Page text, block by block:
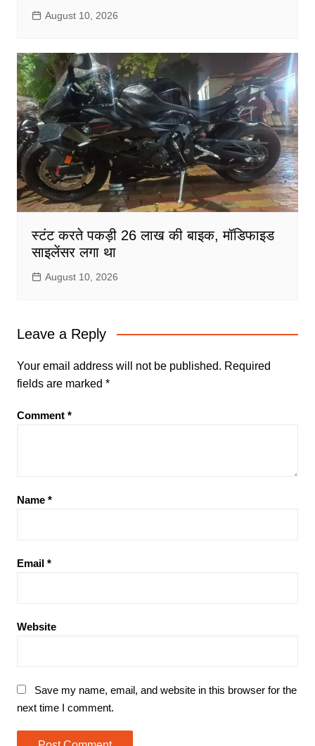
August 10, 2026
स्टंट करते पकड़ी 26 लाख की बाइक, मॉडिफाइड
साइलेंसर लगा था
August 10, 2026
Leave a Reply
Your email address will not be published. Required
fields are marked *
Comment *
Name *
Email *
Website
Save my name, email, and website in this browser for the
next time I comment.